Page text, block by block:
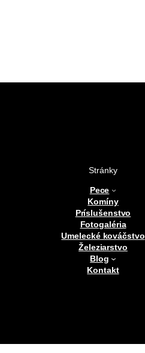
Stránky
Pece
Komíny
Príslušenstvo
Fotogaléria
Umelecké kováčstvo
Železiarstvo
Blog
Kontakt